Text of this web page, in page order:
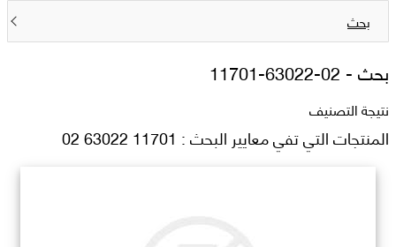
بحث
بحث - 11701-63022-02
نتيجة التصنيف
المنتجات التي تفي معايير البحث : 11701 63022 02